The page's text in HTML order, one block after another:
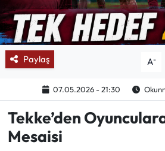
Paylaş A-
07.05.2026 - 21:30
Tekke’den
Mesaisi
Karikatür Galeri
BIK
ASTROLOJİ
Spor Yazıları
Mektup Galeri